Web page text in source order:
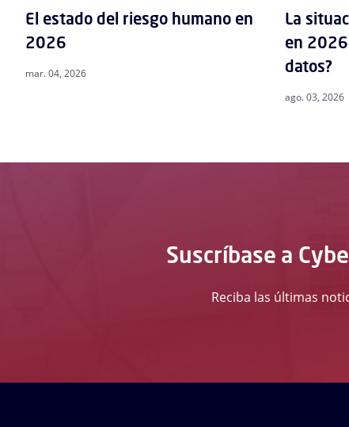
mar. 04, 2026
El estado del riesgo humano en
2026
ago. 03, 2026
La
en
datos?
Suscríbase a
Reciba las últimas